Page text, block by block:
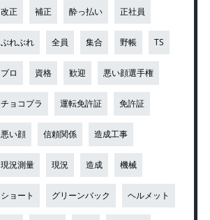
改正 補正 酔っ払い 正社員
ぶれぶれ 全員 集合 野帳 TS
プロ 資格 歓迎 悪い顔選手権
チョコプラ 運転免許証 免許証
悪い顔 信頼関係 造成工事
現況測量 現況 造成 機械
ショート グリーンバック ヘルメット